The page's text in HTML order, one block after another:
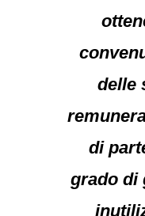
delle
di
grado di